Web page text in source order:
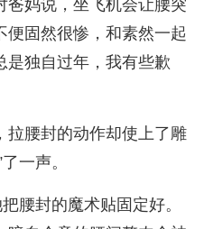
爸妈说，坐飞机会让腰突
便固然很惨，和素然一起
是独自过年，我有些歉
拉腰封的动作却使上了雕
一声。
腰封的魔术贴固定好。